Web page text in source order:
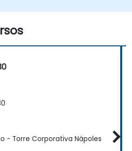
- Torre Corporativa Nápoles